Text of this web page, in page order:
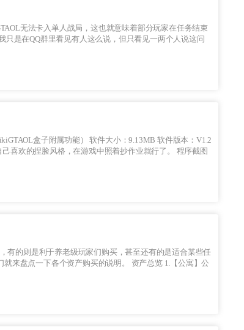
个资产购买的说明。 资产总览 1.【公寓】公